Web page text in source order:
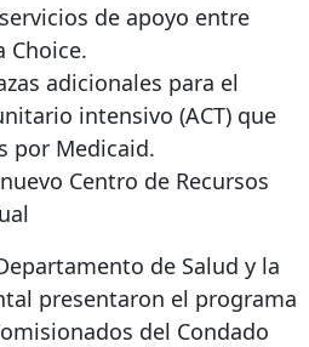
de apoyo entre
Choice.
adicionales para el
intensivo (ACT) que
por Medicaid.
Centro de Recursos
de Salud y la
presentaron el programa
del Condado